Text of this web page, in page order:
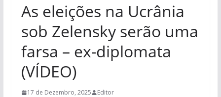
As eleições na Ucrânia
sob Zelensky serão uma
farsa – ex-diplomata
(VÍDEO)
17 de Dezembro, 2025 Editor